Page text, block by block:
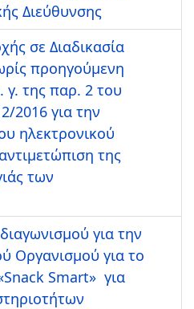
Διεύθυνσης
σε Διαδικασία
προηγούμενη
γ. της παρ. 2 του
2016 για την
ηλεκτρονικού
της
των
για την
Οργανισμού για το
Smart» για